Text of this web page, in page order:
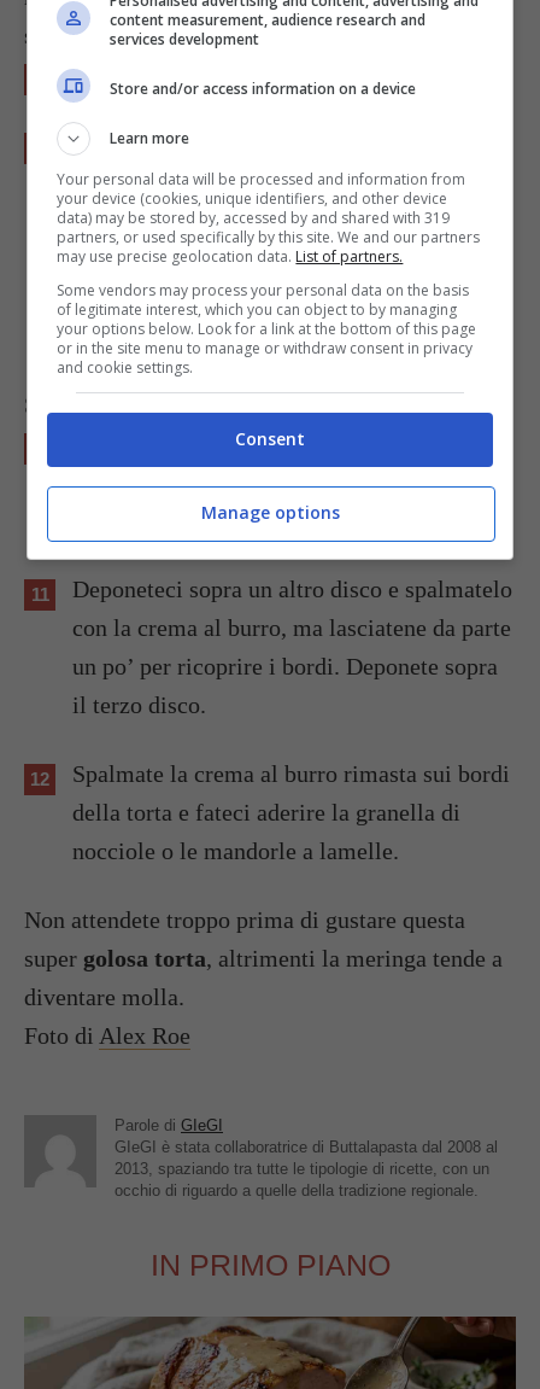
sua temperatura unendo poca acqua fredda.
Fatelo raffreddare completamente.
Infine preparate la
cioccolato. Versate in una ciotola il burro
morbido, setacciateci sopra lo zucchero a
velo e il cacao, poi sbattete fino a ottenere
un composto morbido e perfettamente
omogeneo.
Se necessario unite qualche cucchiaio di latte.
A questo punto possiamo montare la torta.
Spalmate undisco di meringaalle mandorle
zabaione.
Deponeteci sopra un altro disco e spalmatelo
con la crema al burro, ma lasciatene da parte
un po’ per ricoprire i bordi. Deponete sopra
il terzo disco.
Spalmate la crema al burro rimasta sui bordi
della torta e fateci aderire la granella di
nocciole o le mandorle a lamelle.
Non attendete troppo prima di gustare questa
super golosa torta, altrimenti la meringa tende a
diventare molla.
Foto di Alex Roe
Parole di GIeGI
GIeGI è stata collaboratrice di Buttalapasta dal 2008 al
2013, spaziando tra tutte le tipologie di ricette, con un
occhio di riguardo a quelle della tradizione regionale.
IN PRIMO PIANO
content measurement, audience research and
services development
Store and/or access information on a device
Learn more
Your personal data will be processed and information from
your device (cookies, unique identifiers, and other device
data) may be stored by, accessed by and shared with 319
partners, or used specifically by this site. We and our partners
may use precise geolocation data. List of partners.
Some vendors may process your personal data on the basis
of legitimate interest, which you can object to by managing
your options below. Look for a link at the bottom of this page
or in the site menu to manage or withdraw consent in privacy
and cookie settings.
Consent
Manage options